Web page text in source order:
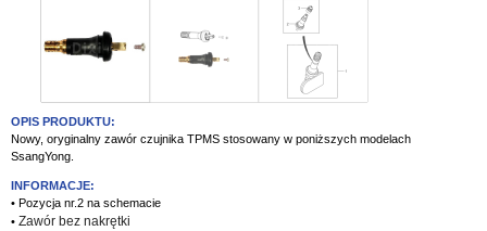
OPIS PRODUKTU:
Nowy, oryginalny zawór czujnika TPMS stosowany w poniższych modelach
SsangYong.
INFORMACJE:
• Pozycja nr.2 na schemacie
• Zawór bez nakrętki